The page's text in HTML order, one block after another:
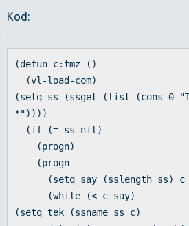
Kod:
(defun c:tmz ()
(vl-load-com)
(setq ss (ssget (list (cons 0
*"))))
(if (= ss nil)
(progn)
(progn
(setq say (sslength ss) c
(while (< c say)
(setq tek (ssname ss c)